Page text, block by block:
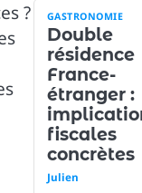
?
GASTRONOMIE
Double
résidence
France-
étranger :
fiscales
concrètes
Julien